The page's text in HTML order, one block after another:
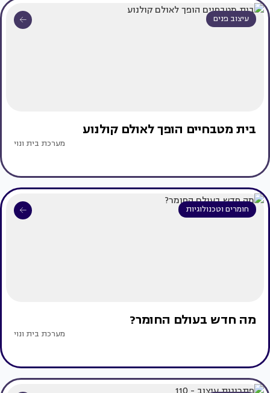
עיצוב פנים
בית מטבחיים הופך לאולם קולנוע
מערכת בית ונוי
חומרים וטכנולוגיות
מה חדש בעולם החומר?
מערכת בית ונוי